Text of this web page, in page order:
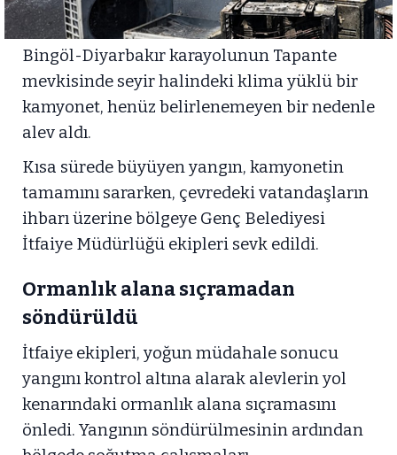
Bingöl-Diyarbakır karayolunun Tapante
mevkisinde seyir halindeki klima yüklü bir
kamyonet, henüz belirlenemeyen bir nedenle
alev aldı.
Kısa sürede büyüyen yangın, kamyonetin
tamamını sararken, çevredeki vatandaşların
ihbarı üzerine bölgeye Genç Belediyesi
İtfaiye Müdürlüğü ekipleri sevk edildi.
Ormanlık alana sıçramadan
söndürüldü
İtfaiye ekipleri, yoğun müdahale sonucu
yangını kontrol altına alarak alevlerin yol
kenarındaki ormanlık alana sıçramasını
önledi. Yangının söndürülmesinin ardından